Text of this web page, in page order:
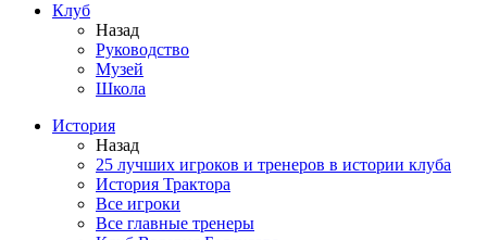
Клуб
Назад
Руководство
Музей
Школа
История
Назад
25 лучших игроков и тренеров в истории клуба
История Трактора
Все игроки
Все главные тренеры